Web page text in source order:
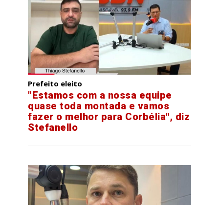
Prefeito eleito
"Estamos com a nossa equipe
quase toda montada e vamos
fazer o melhor para Corbélia", diz
Stefanello